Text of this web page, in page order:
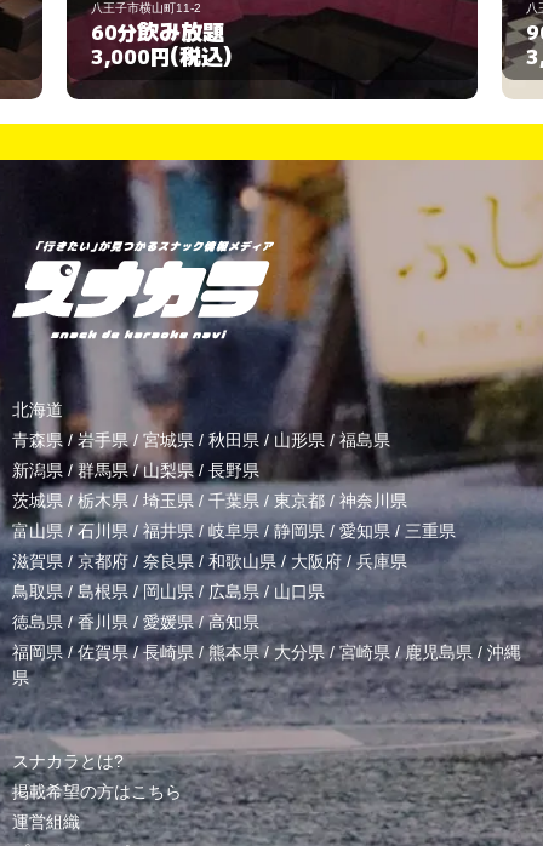
八王子市横山町8-9
90分飲み放題
3,000円(税込)
北海道
青森県 / 岩手県/ 宮城県 / 秋田県 / 山形県/ 福島県
新潟県 /群馬県/山梨県 / 長野県
茨城県 / 栃木県 / 埼玉県 / 千葉県 / 東京都 / 神奈川県
富山県 /石川県/福井県/岐阜県 / 静岡県 / 愛知県 / 三重県
滋賀県 / 京都府 / 奈良県 / 和歌山県/ 大阪府 /兵庫県
鳥取県/ 島根県 /岡山県/ 広島県 / 山口県
徳島県 /香川県 / 愛媛県/高知県
福岡県/佐賀県/長崎県 /熊本県/ 大分県/宮崎県 /鹿児島県 / 沖縄
県
スナカラとは?
掲載希望の方はこちら
運営組織